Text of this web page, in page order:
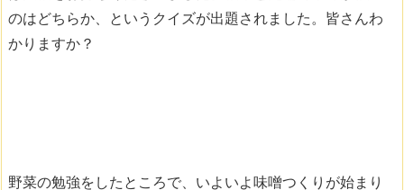
のはどちらか、というクイズが出題されました。皆さんわ
かりますか？
野菜の勉強をしたところで、いよいよ味噌つくりが始まり